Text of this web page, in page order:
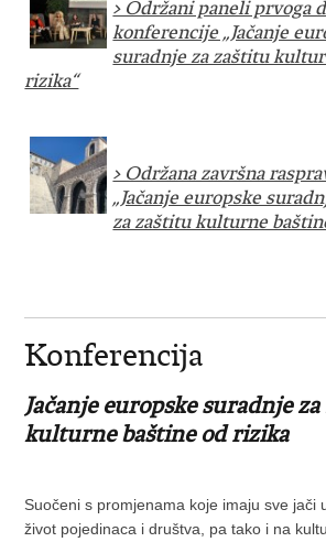
> Održani paneli prvoga
konferencije „Jačanje
suradnje za zaštitu
rizika“​
> Održana završna
„Jačanje europske
za zaštitu kulturne
Konferencija
Jačanje europske suradnje
kulturne baštine od rizika
Suočeni s promjenama koje imaju sve jači
život pojedinaca i društva, pa tako i na